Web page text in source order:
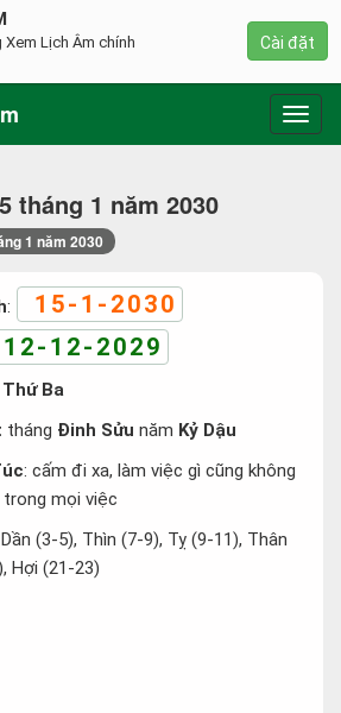
tháng 1 năm 2030
1 năm 2030
: 15-1-2030
12-12-2029
Thứ Ba
tháng Đinh Sửu năm Kỷ Dậu
: cấm đi xa, làm việc gì cũng không
mọi việc
(3-5), Thìn (7-9), Tỵ (9-11), Thân
Hợi (21-23)
Xem Lịch Âm chính
Cài đặt